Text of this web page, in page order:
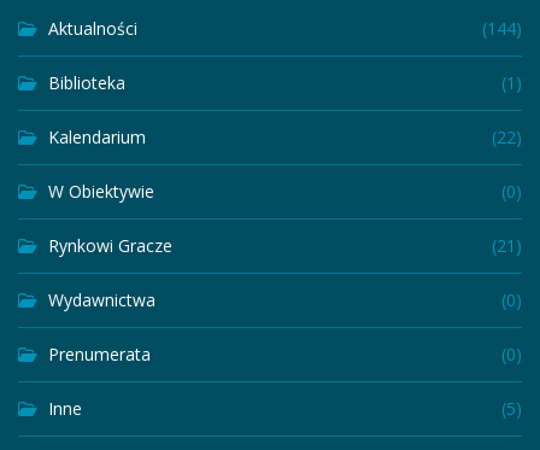
Aktualności (144)
Biblioteka (1)
Kalendarium (22)
W Obiektywie (0)
Rynkowi Gracze (21)
Wydawnictwa (0)
Prenumerata (0)
Inne (5)